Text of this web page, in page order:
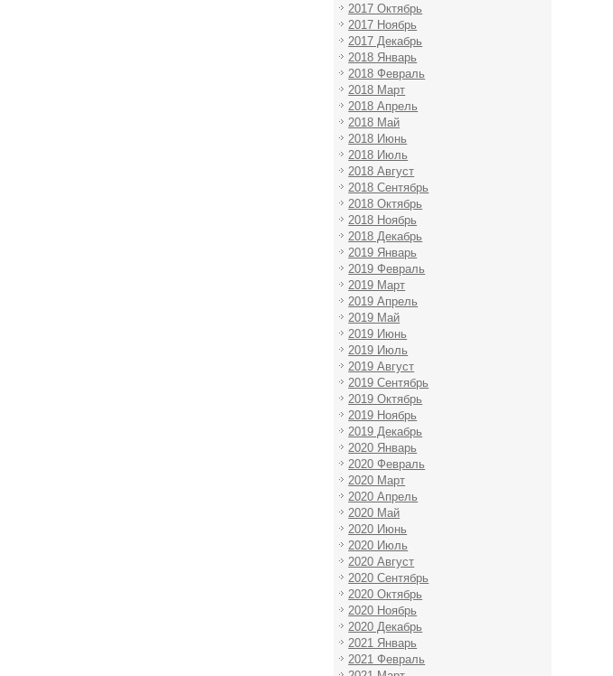
2017 Октябрь
2017 Ноябрь
2017 Декабрь
2018 Январь
2018 Февраль
2018 Март
2018 Апрель
2018 Май
2018 Июнь
2018 Июль
2018 Август
2018 Сентябрь
2018 Октябрь
2018 Ноябрь
2018 Декабрь
2019 Январь
2019 Февраль
2019 Март
2019 Апрель
2019 Май
2019 Июнь
2019 Июль
2019 Август
2019 Сентябрь
2019 Октябрь
2019 Ноябрь
2019 Декабрь
2020 Январь
2020 Февраль
2020 Март
2020 Апрель
2020 Май
2020 Июнь
2020 Июль
2020 Август
2020 Сентябрь
2020 Октябрь
2020 Ноябрь
2020 Декабрь
2021 Январь
2021 Февраль